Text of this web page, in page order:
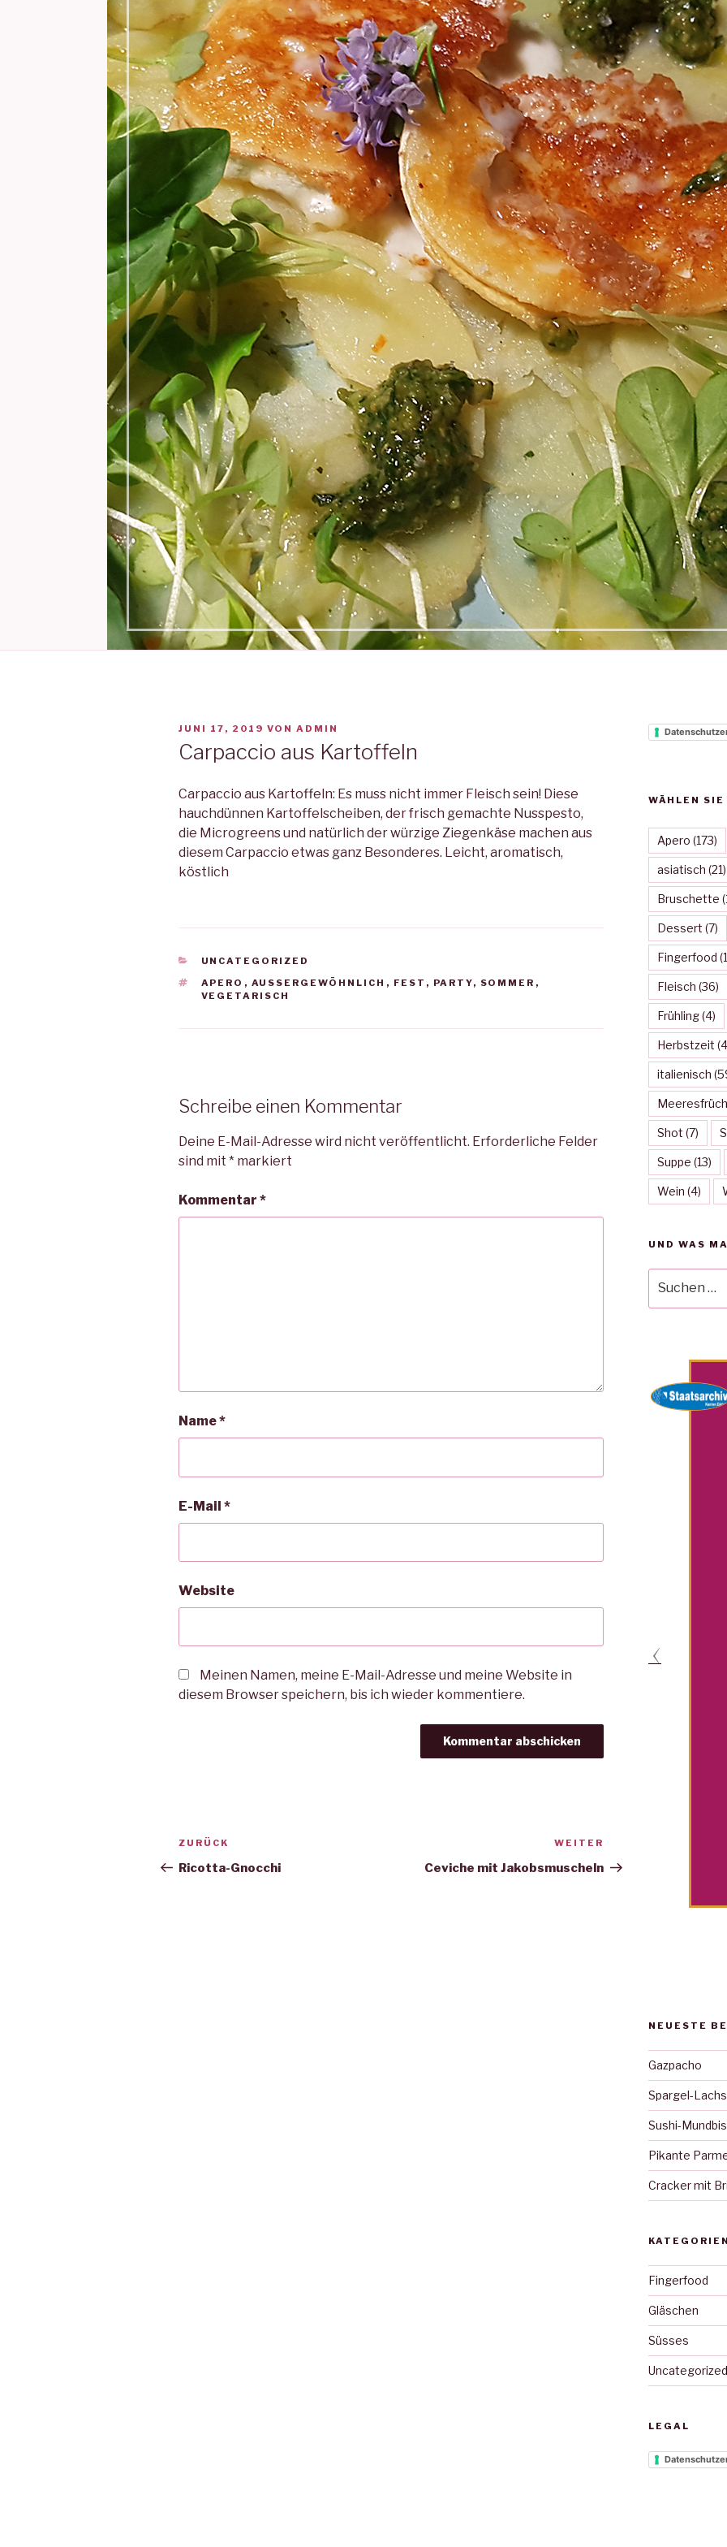
VERÖFFENTLICHT
JUNI 17, 2019 VON ADMIN
Carpaccio aus Kartoffeln
Carpaccio aus Kartoffeln: Es muss nicht immer Fleisch sein! Diese
hauchdünnen Kartoffelscheiben, der frisch gemachte Nusspesto,
die Microgreens und natürlich der würzige Ziegenkäse machen aus
diesem Carpaccio etwas ganz Besonderes. Leicht, aromatisch,
köstlich
KATEGORIEN
UNCATEGORIZED
SCHLAGWÖRTER
APERO , AUSSERGEWÖHNLICH , FEST , PARTY, SOMMER ,
VEGETARISCH
Schreibe einen Kommentar
Deine E-Mail-Adresse wird nicht veröffentlicht. Erforderliche Felder
sind mit * markiert
Kommentar *
Name*
E-Mail *
Website
Meinen Namen, meine E-Mail-Adresse und meine Website in
diesem Browser speichern, bis ich wieder kommentiere.
Beitrags-
Navigation
Vorheriger
Beitrag
ZURÜCK
Ricotta-Gnocchi
Beitrag
WEITER
Ceviche mit Jakobsmuscheln
WÄHLEN SIE
Apero (173)
asiatisch (21)
Bruschette
Dessert (7)
Fingerfood
Fleisch (36)
Frühling(4)
Herbstzeit
italienisch
Shot (7)
Suppe (13)
Wein (4)
UND WAS
nach:
NEUESTE
Gazpacho
Spargel-
Sushi-
Pikante
Cracker mit
KATEGORIEN
Fingerfood
Gläschen
Süsses
Uncategorized
LEGAL